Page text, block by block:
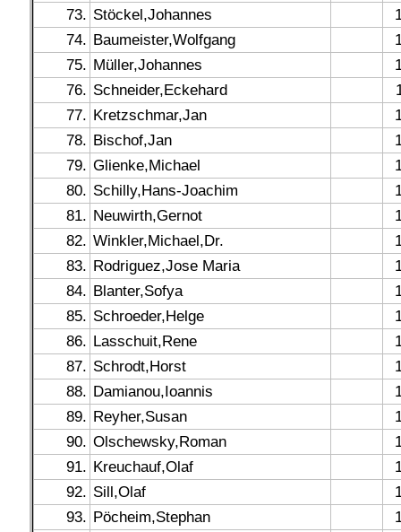
73. Stöckel,Johannes
74. Baumeister,Wolfgang
75. Müller,Johannes
76. Schneider,Eckehard
77. Kretzschmar,Jan
78. Bischof,Jan
79. Glienke,Michael
80. Schilly,Hans-Joachim
81. Neuwirth,Gernot
82. Winkler,Michael,Dr.
83. Rodriguez,Jose Maria
84. Blanter,Sofya
85. Schroeder,Helge
86. Lasschuit,Rene
87. Schrodt,Horst
88. Damianou,Ioannis
89. Reyher,Susan
90. Olschewsky,Roman
91. Kreuchauf,Olaf
92. Sill,Olaf
93. Pöcheim,Stephan